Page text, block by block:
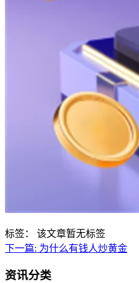
标签：
该文章暂无标签
下一篇: 为什么有钱人炒黄金
资讯分类